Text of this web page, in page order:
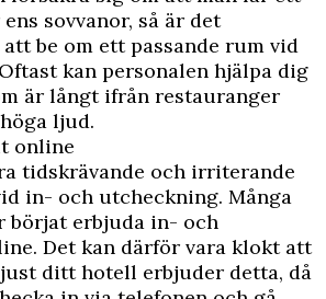
sovvanor, så är det
be om ett passande rum vid
kan personalen hjälpa dig
är långt ifrån restauranger
ljud.
online
tidskrävande och irriterande
in- och utcheckning. Många
börjat erbjuda in- och
Det kan därför vara klokt att
ditt hotell erbjuder detta, då